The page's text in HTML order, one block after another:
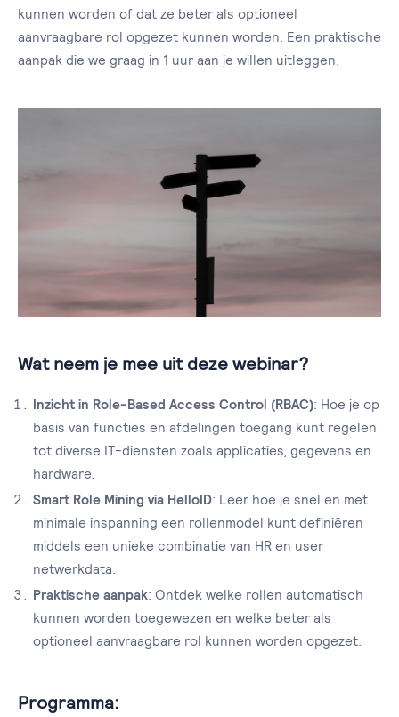
kunnen worden of dat ze beter als optioneel
aanvraagbare rol opgezet kunnen worden. Een praktische
aanpak die we graag in 1 uur aan je willen uitleggen.
Wat neem je mee uit deze webinar?
Inzicht in Role-Based Access Control (RBAC): Hoe je op
basis van functies en afdelingen toegang kunt regelen
tot diverse IT-diensten zoals applicaties, gegevens en
hardware.
Smart Role Mining via HelloID: Leer hoe je snel en met
minimale inspanning een rollenmodel kunt definiëren
middels een unieke combinatie van HR en user
netwerkdata.
Praktische aanpak: Ontdek welke rollen automatisch
kunnen worden toegewezen en welke beter als
optioneel aanvraagbare rol kunnen worden opgezet.
Programma: